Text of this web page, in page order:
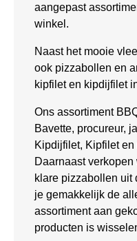
aangepast
winkel.
Naast het mooie
ook pizzabollen en
kipfilet en kipdijfilet
Ons assortiment
Bavette, procureur,
Kipdijfilet, Kipfilet
Daarnaast
klare pizzabollen uit
je gemakkelijk de
assortiment aan
producten is